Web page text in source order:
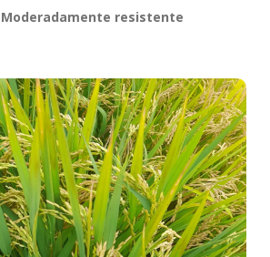
Moderadamente resistente